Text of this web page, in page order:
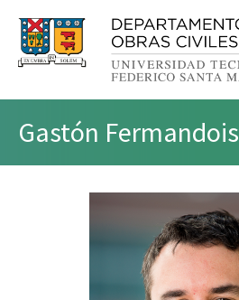
Gastón Fermandois